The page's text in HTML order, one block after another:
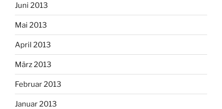
Juni 2013
Mai 2013
April 2013
März 2013
Februar 2013
Januar 2013